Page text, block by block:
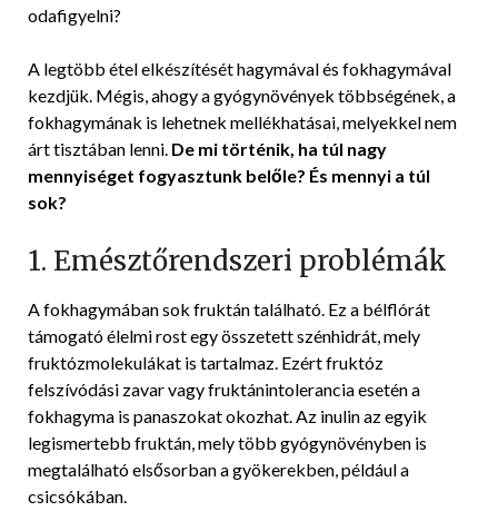
odafigyelni?
A legtöbb étel elkészítését hagymával és fokhagymával
kezdjük. Mégis, ahogy a gyógynövények többségének, a
fokhagymának is lehetnek mellékhatásai, melyekkel nem
árt tisztában lenni. De mi történik, ha túl nagy
mennyiséget fogyasztunk belőle? És mennyi a túl
sok?
1. Emésztőrendszeri problémák
A fokhagymában sok fruktán található. Ez a bélflórát
támogató élelmi rost egy összetett szénhidrát, mely
fruktózmolekulákat is tartalmaz. Ezért fruktóz
felszívódási zavar vagy fruktánintolerancia esetén a
fokhagyma is panaszokat okozhat. Az inulin az egyik
legismertebb fruktán, mely több gyógynövényben is
megtalálható elsősorban a gyökerekben, például a
csicsókában.